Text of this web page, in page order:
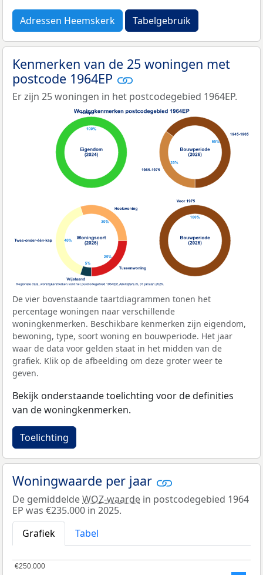
Adressen Heemskerk Tabelgebruik
Kenmerken van de 25 woningen met
postcode 1964EP
Er zijn 25 woningen in het postcodegebied 1964EP.
De vier bovenstaande taartdiagrammen tonen het
percentage woningen naar verschillende
woningkenmerken. Beschikbare kenmerken zijn eigendom,
bewoning, type, soort woning en bouwperiode. Het jaar
waar de data voor gelden staat in het midden van de
grafiek. Klik op de afbeelding om deze groter weer te
geven.
Bekijk onderstaande toelichting voor de definities
van de woningkenmerken.
Toelichting
Woningwaarde per jaar
De gemiddeldeWOZ-waarde in postcodegebied 1964
EP was €235.000 in 2025.
Grafiek
Tabel
€250.000
€250.000